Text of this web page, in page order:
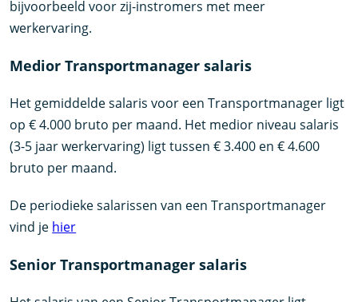
bijvoorbeeld voor zij-instromers met meer
werkervaring.
Medior Transportmanager salaris
Het gemiddelde salaris voor een Transportmanager ligt
op € 4.000 bruto per maand. Het medior niveau salaris
(3-5 jaar werkervaring) ligt tussen € 3.400 en € 4.600
bruto per maand.
De periodieke salarissen van een Transportmanager
vind je hier
Senior Transportmanager salaris